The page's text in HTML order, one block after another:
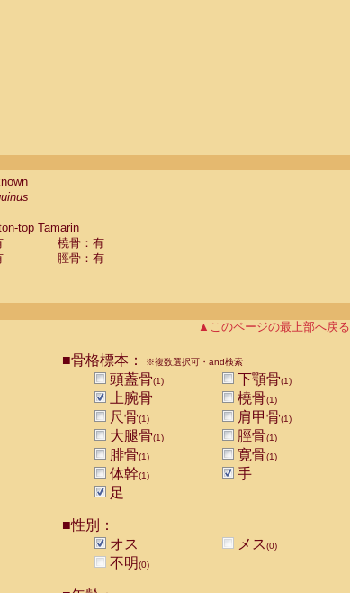
top Tamarin
橈骨：有
脛骨：有
▲このページの最上部へ戻る
■骨格標本： ※複数選択可・and検索
頭蓋骨(1) 下顎骨(1)
上腕骨 橈骨(1)
尺骨(1) 肩甲骨(1)
大腿骨(1) 脛骨(1)
腓骨(1) 寛骨(1)
体幹(1)
手
足
■性別：
オス
メス(0)
不明(0)